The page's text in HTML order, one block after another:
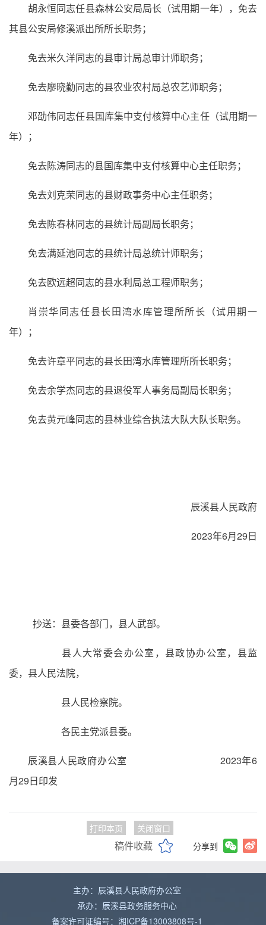
胡永恒同志任县森林公安局局长（试用期一年），免去
其县公安局修溪派出所所长职务；
免去米久洋同志的县审计局总审计师职务；
免去廖晓勤同志的县农业农村局总农艺师职务；
邓劭伟同志任县国库集中支付核算中心主任（试用期一
年）；
免去陈涛同志的县国库集中支付核算中心主任职务；
免去刘克荣同志的县财政事务中心主任职务；
免去陈春林同志的县统计局副局长职务；
免去满延池同志的县统计局总统计师职务；
免去欧远超同志的县水利局总工程师职务；
肖崇华同志任县长田湾水库管理所所长（试用期一
年）；
免去许章平同志的县长田湾水库管理所所长职务；
免去余学杰同志的县退役军人事务局副局长职务；
免去黄元峰同志的县林业综合执法大队大队长职务。
辰溪县人民政府
2023年6月29日
抄送：县委各部门，县人武部。
县人大常委会办公室，县政协办公室，县监
委，县人民法院，
县人民检察院。
各民主党派县委。
辰溪县人民政府办公室 2023年6
月29日印发
打印本页 关闭窗口
稿件收藏 分享到
主办：辰溪县人民政府办公室
承办：辰溪县政务服务中心
备案许可证编号：湘ICP备13003808号-1